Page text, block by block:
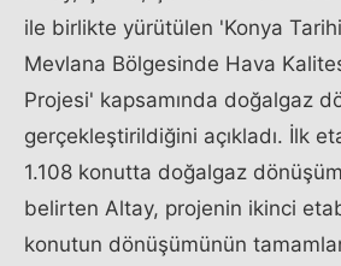
ile birlikte yürütülen 'Konya
Mevlana Bölgesinde Hava
Projesi' kapsamında doğalgaz
gerçekleştirildiğini açıkladı. İlk
1.108 konutta doğalgaz
belirten Altay, projenin ikinci
konutun dönüşümünün